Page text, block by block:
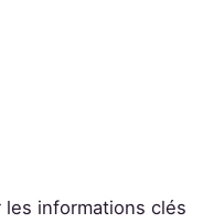
informations clés